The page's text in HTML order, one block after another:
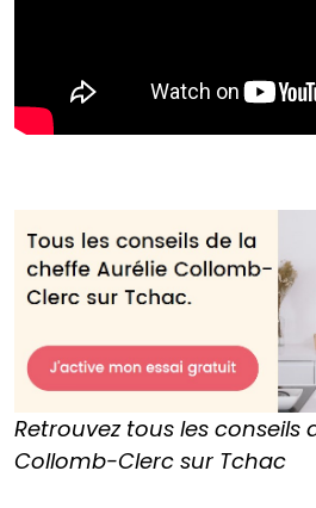
Retrouvez tous les conseils
Collomb-Clerc sur Tchac